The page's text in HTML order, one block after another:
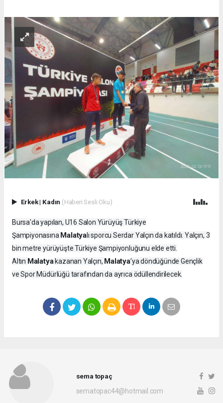
Erkek| Kadın (Haberi Sesli Oku)
Bursa'da yapılan, U16 Salon Yürüyüş Türkiye
Şampiyonasına Malatyalı sporcu Serdar Yalçın da katıldı. Yalçın, 3
bin metre yürüyüşte Türkiye Şampiyonluğunu elde etti.
Altın Malatyakazanan Yalçın, Malatya’ya döndüğünde Gençlik
ve Spor Müdürlüğü tarafından da ayrıca ödüllendirilecek.
sema topaç
sematopac44@hotmail.com